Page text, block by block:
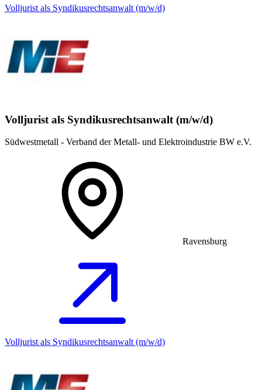
Volljurist als Syndikusrechtsanwalt (m/w/d)
Volljurist als Syndikusrechtsanwalt (m/w/d)
Südwestmetall - Verband der Metall- und Elektroindustrie BW e.V.
Ravensburg
Volljurist als Syndikusrechtsanwalt (m/w/d)